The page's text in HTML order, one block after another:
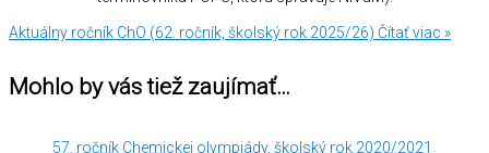
Aktuálny ročník ChO (62. ročník, školský rok 2025/26) Čítať viac »
Mohlo by vás tiež zaujímať…
57. ročník Chemickej olympiády, školský rok 2020/2021